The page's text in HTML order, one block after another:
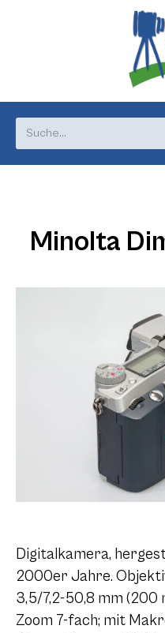
Minolta
Digitalkamera,
2000er Jahre.
3,5/7,2-50,8 mm (200
Zoom 7-fach; mit